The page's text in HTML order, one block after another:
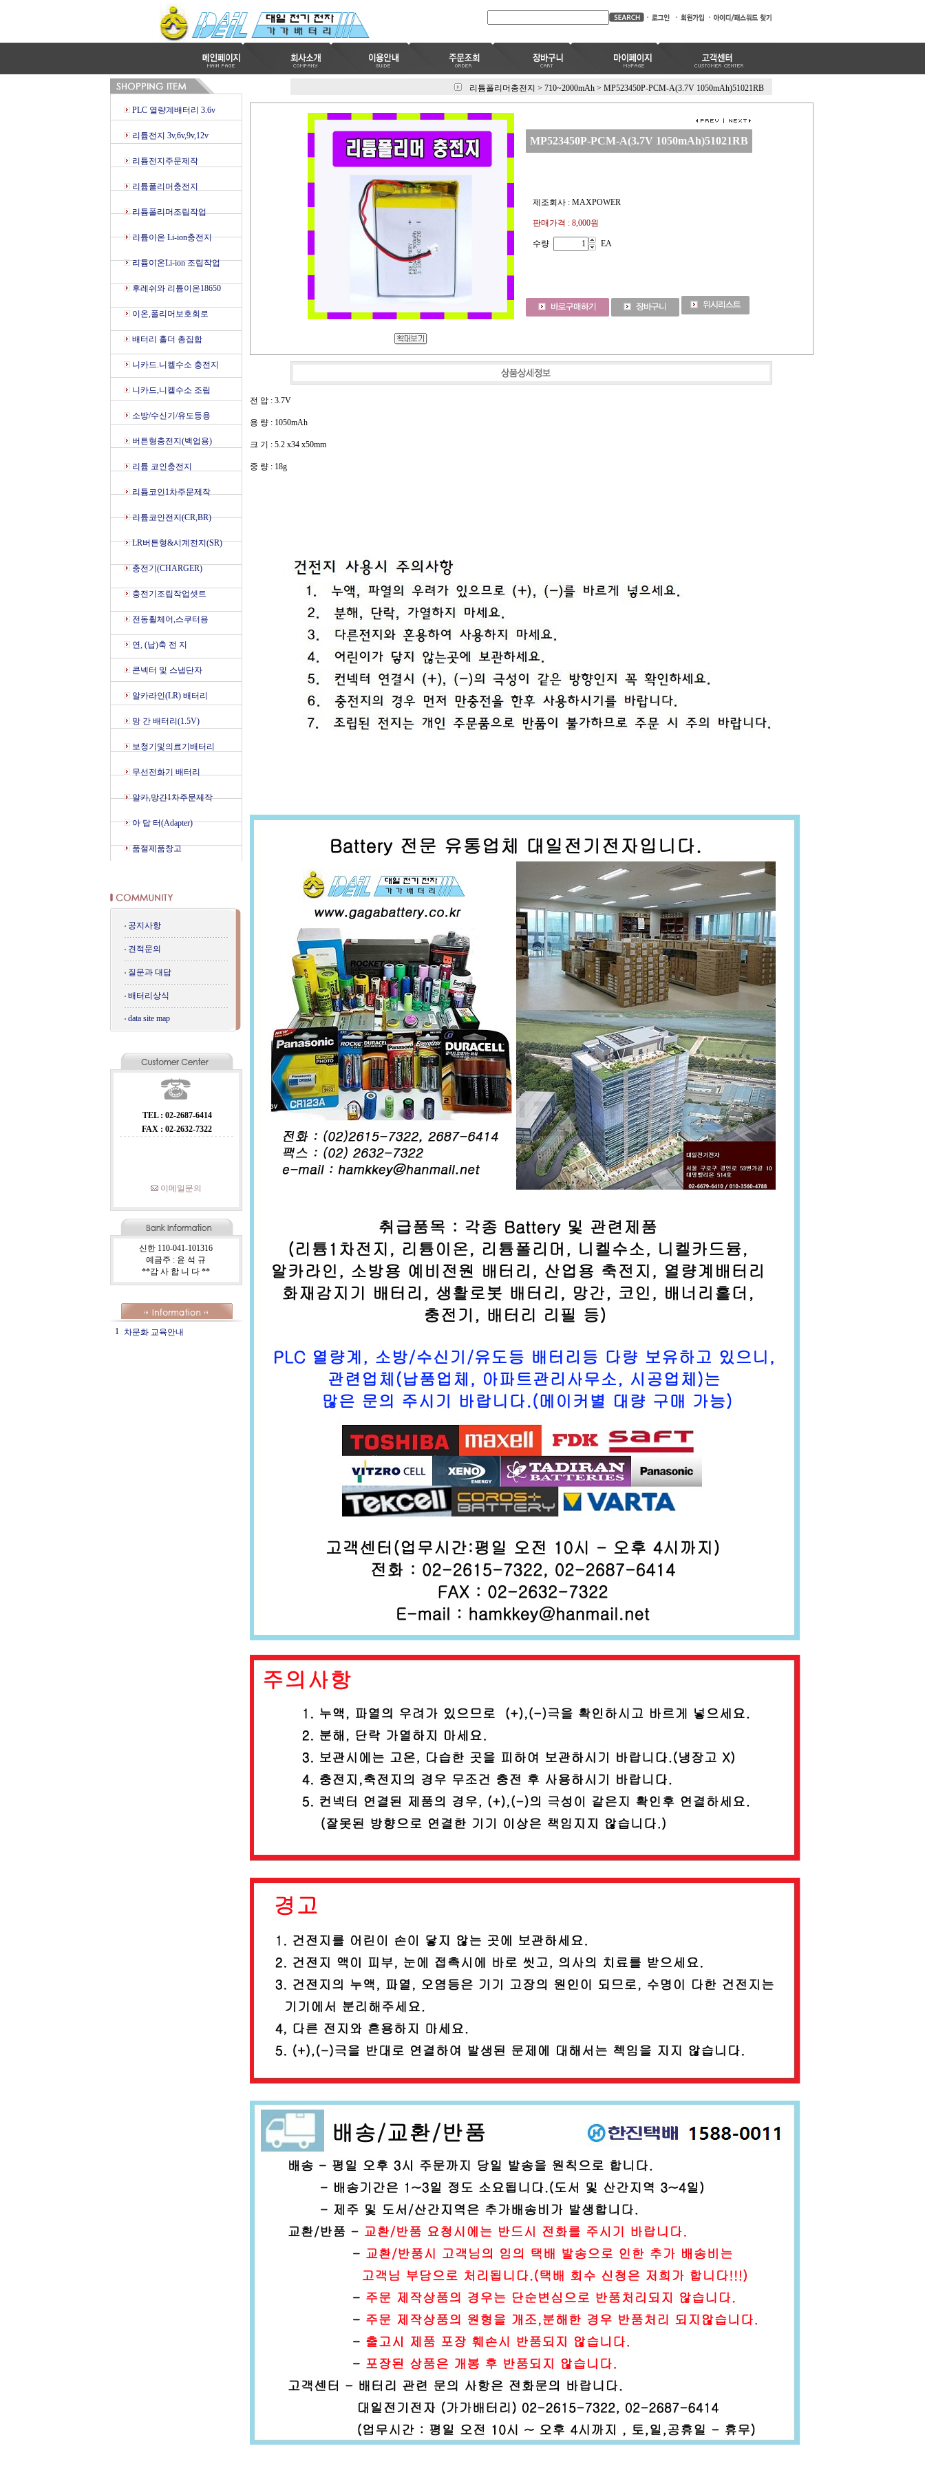
PLC 열량계배터리 3.6v
리튬전지 3v,6v,9v,12v
리튬전지주문제작
리튬폴리머충전지
리튬폴리머조립작업
리튬이온 Li-ion충전지
리튬이온Li-ion 조립작업
후레쉬와 리튬이온18650
이온,폴리머보호회로
배터리 홀더 총집합
니카드.니켈수소 충전지
니카드,니켈수소 조립
소방/수신기/유도등용
버튼형충전지(백업용)
리튬 코인충전지
리튬코인1차주문제작
리튬코인전지(CR,BR)
LR버튼형&시계전지(SR)
충전기(CHARGER)
충전기조립작업셋트
전동휠체어,스쿠터용
연, (납)축 전 지
콘넥터 및 스냅단자
알카라인(LR) 배터리
망 간 배터리(1.5V)
보청기및의료기배터리
무선전화기 배터리
알카,망간1차주문제작
아 답 터(Adapter)
품절제품창고
공지사항
견적문의
질문과 대답
배터리상식
data site map
TEL : 02-2687-6414
FAX : 02-2632-7322
이메일문의
신한 110-041-101316
예금주 : 윤 석 규
**감 사 합 니 다 **
1 차문화 교육안내
리튬폴리머충전지 > 710~2000mAh > MP523450P-PCM-A(3.7V 1050mAh)51021RB
MP523450P-PCM-A(3.7V 1050mAh)51021RB
제조회사 : MAXPOWER
판매가격 : 8,000원
수량 EA
전 압 : 3.7V
용 량 : 1050mAh
크 기 : 5.2 x34 x50mm
중 량 : 18g